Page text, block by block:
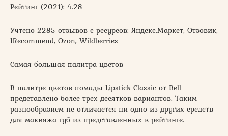
Рейтинг (2021): 4.28
Учтено 2285 отзывов с ресурсов: Яндекс.Маркет, Отзовик,
IRecommend, Ozon, Wildberries
Самая большая палитра цветов
В палитре цветов помады Lipstick Classic от Bell
представлено более трех десятков вариантов. Таким
разнообразием не отличается ни одно из других средств
для макияжа губ из представленных в рейтинге.